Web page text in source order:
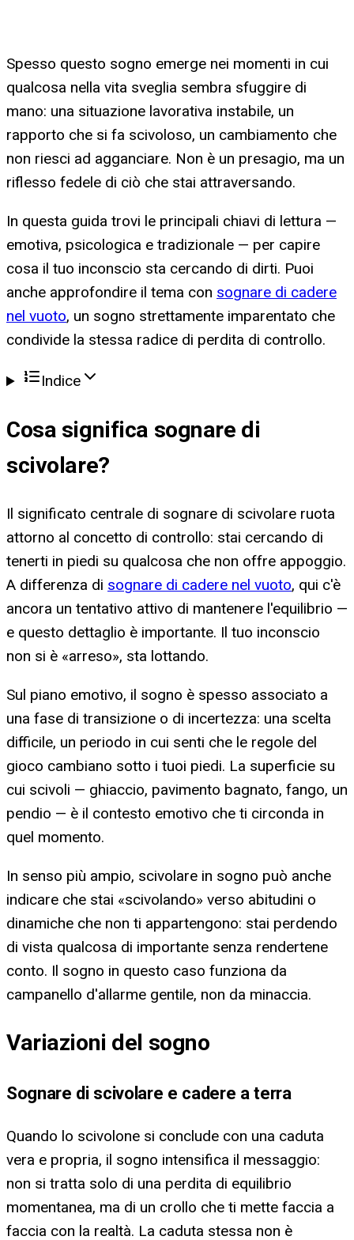
Spesso questo sogno emerge nei momenti in cui
qualcosa nella vita sveglia sembra sfuggire di
mano: una situazione lavorativa instabile, un
rapporto che si fa scivoloso, un cambiamento che
non riesci ad agganciare. Non è un presagio, ma un
riflesso fedele di ciò che stai attraversando.
In questa guida trovi le principali chiavi di lettura —
emotiva, psicologica e tradizionale — per capire
cosa il tuo inconscio sta cercando di dirti. Puoi
anche approfondire il tema con sognare di cadere
nel vuoto, un sogno strettamente imparentato che
condivide la stessa radice di perdita di controllo.
Indice
Cosa significa sognare di
scivolare?
Il significato centrale di sognare di scivolare ruota
attorno al concetto di controllo: stai cercando di
tenerti in piedi su qualcosa che non offre appoggio.
A differenza di sognare di cadere nel vuoto, qui c'è
ancora un tentativo attivo di mantenere l'equilibrio —
e questo dettaglio è importante. Il tuo inconscio
non si è «arreso», sta lottando.
Sul piano emotivo, il sogno è spesso associato a
una fase di transizione o di incertezza: una scelta
difficile, un periodo in cui senti che le regole del
gioco cambiano sotto i tuoi piedi. La superficie su
cui scivoli — ghiaccio, pavimento bagnato, fango, un
pendio — è il contesto emotivo che ti circonda in
quel momento.
In senso più ampio, scivolare in sogno può anche
indicare che stai «scivolando» verso abitudini o
dinamiche che non ti appartengono: stai perdendo
di vista qualcosa di importante senza rendertene
conto. Il sogno in questo caso funziona da
campanello d'allarme gentile, non da minaccia.
Variazioni del sogno
Sognare di scivolare e cadere a terra
Quando lo scivolone si conclude con una caduta
vera e propria, il sogno intensifica il messaggio:
non si tratta solo di una perdita di equilibrio
momentanea, ma di un crollo che ti mette faccia a
faccia con la realtà. La caduta stessa non è